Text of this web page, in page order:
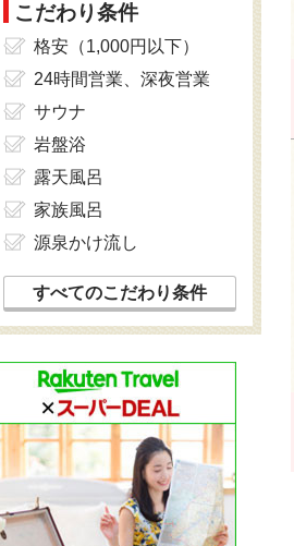
こだわり条件
格安（1,000円以下）
24時間営業、深夜営業
サウナ
岩盤浴
露天風呂
家族風呂
源泉かけ流し
すべてのこだわり条件